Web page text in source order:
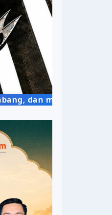
dipahami, demi